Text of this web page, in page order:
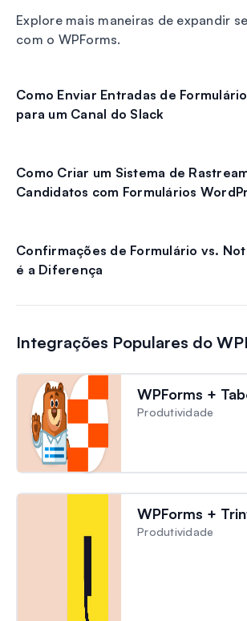
Explore mais maneiras de expandir
com o WPForms.
Como Enviar Entradas de
para um Canal do Slack
Como Criar um Sistema de
Candidatos com Formulários
Confirmações de Formulário vs.
é a Diferença
Integrações Populares do
WPForms +
Produtividade
WPForms +
Produtividade